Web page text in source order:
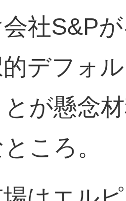
社S&P
的デフォ
が懸念
ころ。